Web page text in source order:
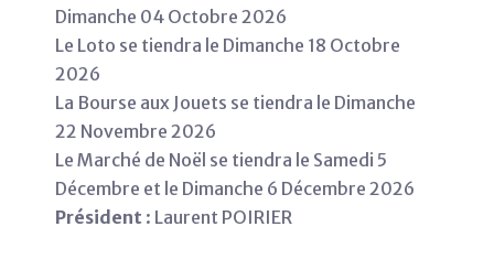
Dimanche 04 Octobre 2026
Le Loto se tiendra le Dimanche 18 Octobre
2026
La Bourse aux Jouets se tiendra le Dimanche
22 Novembre 2026
Le Marché de Noël se tiendra le Samedi 5
Décembre et le Dimanche 6 Décembre 2026
Président : Laurent POIRIER